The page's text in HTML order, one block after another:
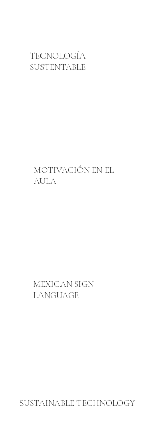
TECNOLOGÍA
SUSTENTABLE
MOTIVACIÓN EN EL
AULA
MEXICAN SIGN
LANGUAGE
SUSTAINABLE TECHNOLOGY